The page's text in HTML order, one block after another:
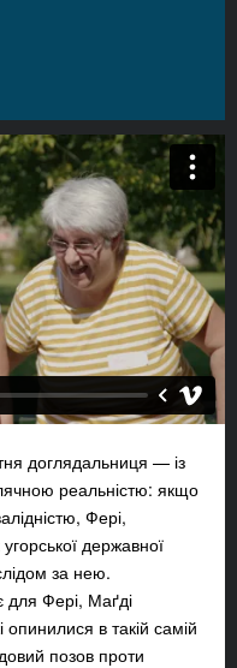
доглядальниця — із
реальністю: якщо
Фері,
державної
за нею.
для Фері, Маґді
опинилися в такій самій
позов проти